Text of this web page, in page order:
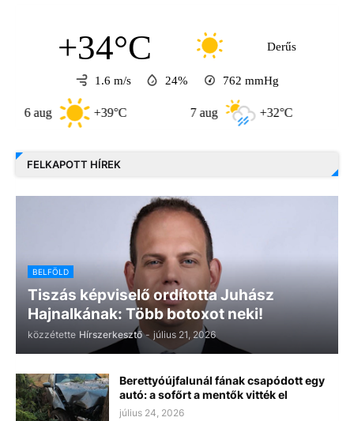
+34°C Derűs
1.6 m/s 24% 762 mmHg
+39°C +32°C
FELKAPOTT HÍREK
BELFÖLD
Tiszás képviselő ordította Juhász
Hajnalkának: Több botoxot neki!
közzétette Hírszerkesztő - július 21, 2026
Berettyóújfalunál fának csapódott egy
autó: a sofőrt a mentők vitték el
július 24, 2026